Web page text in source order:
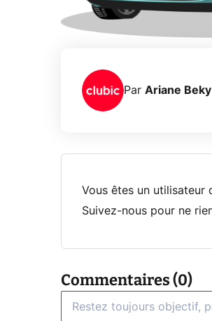
Par Ariane Beky
Vous êtes un utilisateur
Suivez-nous pour ne
Commentaires (0)